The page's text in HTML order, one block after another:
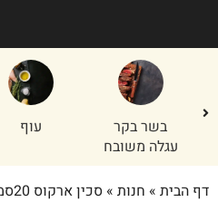
בשר בקר
עגלה משובח
עוף
דף הבית » חנות »סכין ארקוס 20סמ יוניברסל